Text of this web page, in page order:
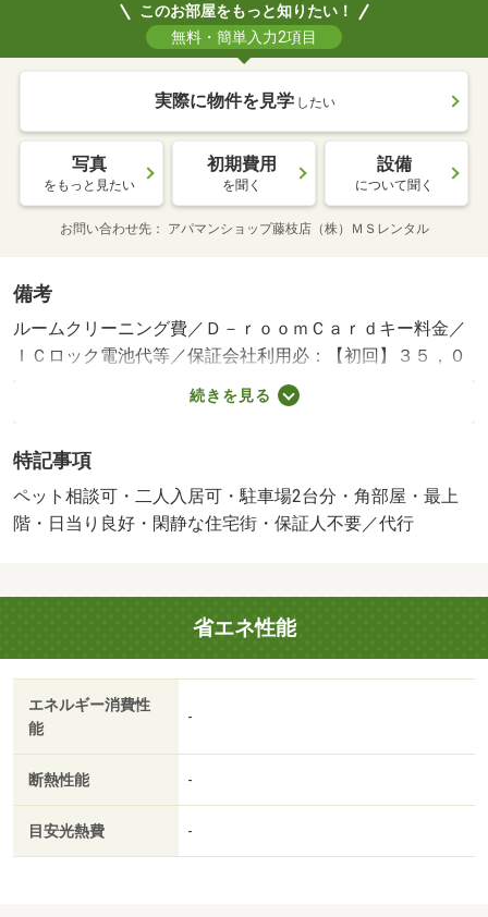
このお部屋をもっと知りたい！
無料・簡単入力2項目
実際に物件を見学 したい
写真
をもっと見たい
初期費用
を聞く
設備
について聞く
お問い合わせ先 アパマンショップ藤枝店（株）ＭＳレンタル
備考
ルームクリーニング費／Ｄ－ｒｏｏｍＣａｒｄキー料金／
ＩＣロック電池代等／保証会社利用必：【初回】３５，０
００円 【月額】賃料総額の１％＋８００円 【口座振
替】９９円／二人入居可／子供可／ペット相談／駐２台可
ｏｒｔ＿ＩＫ／バストイレ別／バルコニー／エアコン／ガ
スコンロ対応／クロゼット／シャワー付洗面台／ＴＶイン
ターホン／室内洗濯置／陽当り良好／シューズボックス／
閑静な住宅地／最上階／敷金不要／ペット相談／照明付／
全居室洋室／保証人不要／駐車２台可／二人入居相談／カ
ードキー／エアコン２台／ネット使用料不要／キッチンに
窓／浴室に窓／２駅利用可／平面駐車場／ＬＤＫ１２畳以
上／全居室６畳以上／プロパンガス／南面バルコニー／室
内物干機／高速ネット対応／保証会社利用可／ＩＴ重説
ラッグストア掛川下垂木店（ドラッグストア）まで３５５
ｍ／静岡銀行掛川西支店（銀行）まで４０２ｍ／セブンイ
レブン（コンビニ）まで４４６ｍ／セブン－イレブン掛川
続きを見る
特記事項
ペット相談可・二人入居可・駐車場2台分・角部屋・最上
階・日当り良好・閑静な住宅街・保証人不要／代行
省エネ性能
エネルギー消費性
能
-
断熱性能 -
目安光熱費 -